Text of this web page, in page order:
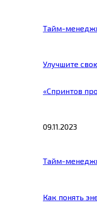
Тайм-
Улучшите
«Спринтов
09.11.2023
Тайм-
Как понять